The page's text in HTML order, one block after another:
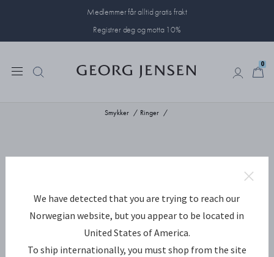
Medlemmer får alltid gratis frakt
Registrer deg og motta 10%
0
Smykker Ringer
We have detected that you are trying to reach our
Norwegian website, but you appear to be located in
United States of America.
To ship internationally, you must shop from the site